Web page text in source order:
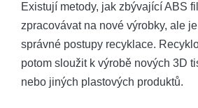
Existují metody, jak zbývající ABS
zpracovávat na nové výrobky, ale
správné postupy recyklace.
potom sloužit k výrobě nových 3D
nebo jiných plastových produktů.